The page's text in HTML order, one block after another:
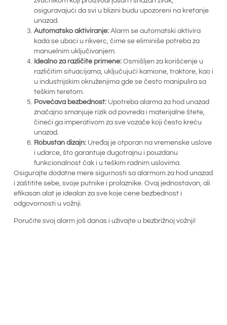
osiguravajući da svi u blizini budu upozoreni na kretanje
unazad.
Automatsko aktiviranje:Alarm se automatski aktivira
kada se ubaci u rikverc, čime se eliminiše potreba za
manuelnim uključivanjem.
Idealno za različite primene:Osmišljen za korišćenje u
različitim situacijama, uključujući kamione, traktore, kao i
u industrijskim okruženjima gde se često manipulira sa
teškim teretom.
Povećava bezbednost:Upotreba alarma za hod unazad
značajno smanjuje rizik od povreda i materijalne štete,
čineći ga imperativom za sve vozače koji često kreću
unazad.
Robustan dizajn:Uređaj je otporan na vremenske uslove
i udarce, što garantuje dugotrajnu i pouzdanu
funkcionalnost čak i u teškim radnim uslovima.
Osigurajte dodatne mere sigurnosti sa alarmom za hod unazad
i zaštitite sebe, svoje putnike i prolaznike. Ovaj jednostavan, ali
efikasan alat je idealan za sve koje cene bezbednost i
odgovornosti u vožnji.
Poručite svoj alarm još danas i uživajte u bezbrižnoj vožnji!